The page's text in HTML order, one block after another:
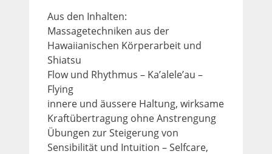
Aus den Inhalten:
Massagetechniken aus der
Hawaiianischen Körperarbeit und
Shiatsu
Flow und Rhythmus – Ka’alele’au –
Flying
innere und äussere Haltung, wirksame
Kraftübertragung ohne Anstrengung
Übungen zur Steigerung von
Sensibilität und Intuition – Selfcare,